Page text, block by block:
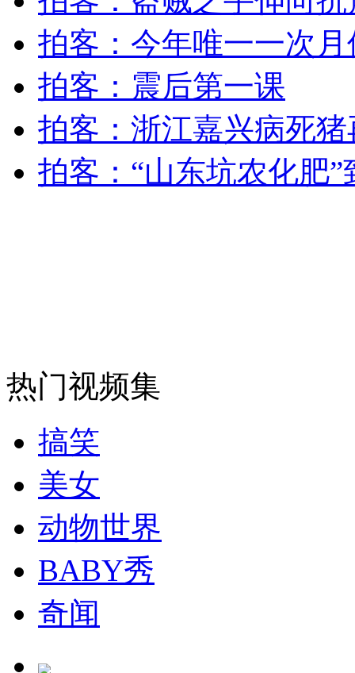
外交部：反对强权政治霸凌主义
外交部：有关国家言论片面不公正
纽约上演“枕头大战”
司机酒驾遇交警 急速倒车逃窜
拍客：今年唯一一次
拍客：震后第一课
拍客：浙江嘉兴病死
拍客：“山东坑农化肥
热门视频集
搞笑
美女
动物世界
BABY秀
奇闻